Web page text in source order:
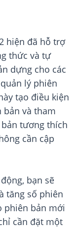
hiện đã hỗ trợ
thức và tự
dựng cho các
lý phiên
tạo điều kiện
bản và tham
tương thích
cần cập
bạn sẽ
tăng số phiên
phiên bản mới
cần đặt một